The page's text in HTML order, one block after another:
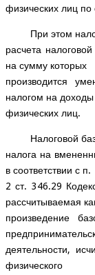
физических лиц по
При этом
расчета
на сумму которых
производится
налогом на доходы
физических лиц.
Налоговой
налога на
в соответствии с п.
2 ст. 346.29
рассчитываемая
произведение
деятельности,
физического